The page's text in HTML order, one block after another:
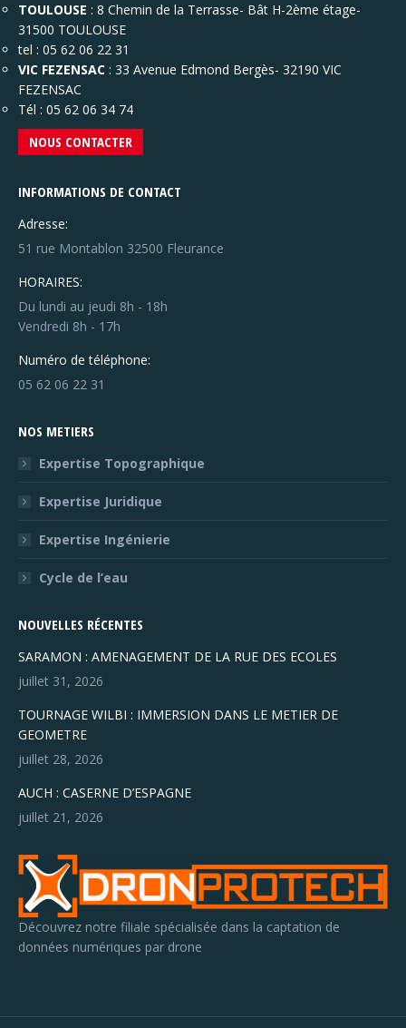
TOULOUSE : 8 Chemin de la Terrasse- Bât H-2ème étage-
31500 TOULOUSE
tel : 05 62 06 22 31
VIC FEZENSAC : 33 Avenue Edmond Bergès- 32190 VIC
FEZENSAC
Tél : 05 62 06 34 74
NOUS CONTACTER
INFORMATIONS DE CONTACT
Adresse:
51 rue Montablon 32500 Fleurance
HORAIRES:
Du lundi au jeudi 8h - 18h
Vendredi 8h - 17h
Numéro de téléphone:
05 62 06 22 31
NOS METIERS
Expertise Topographique
Expertise Juridique
Expertise Ingénierie
Cycle de l’eau
NOUVELLES RÉCENTES
SARAMON : AMENAGEMENT DE LA RUE DES ECOLES
juillet 31, 2026
TOURNAGE WILBI : IMMERSION DANS LE METIER DE
GEOMETRE
juillet 28, 2026
AUCH : CASERNE D’ESPAGNE
juillet 21, 2026
Découvrez notre filiale spécialisée dans la captation de
données numériques par drone